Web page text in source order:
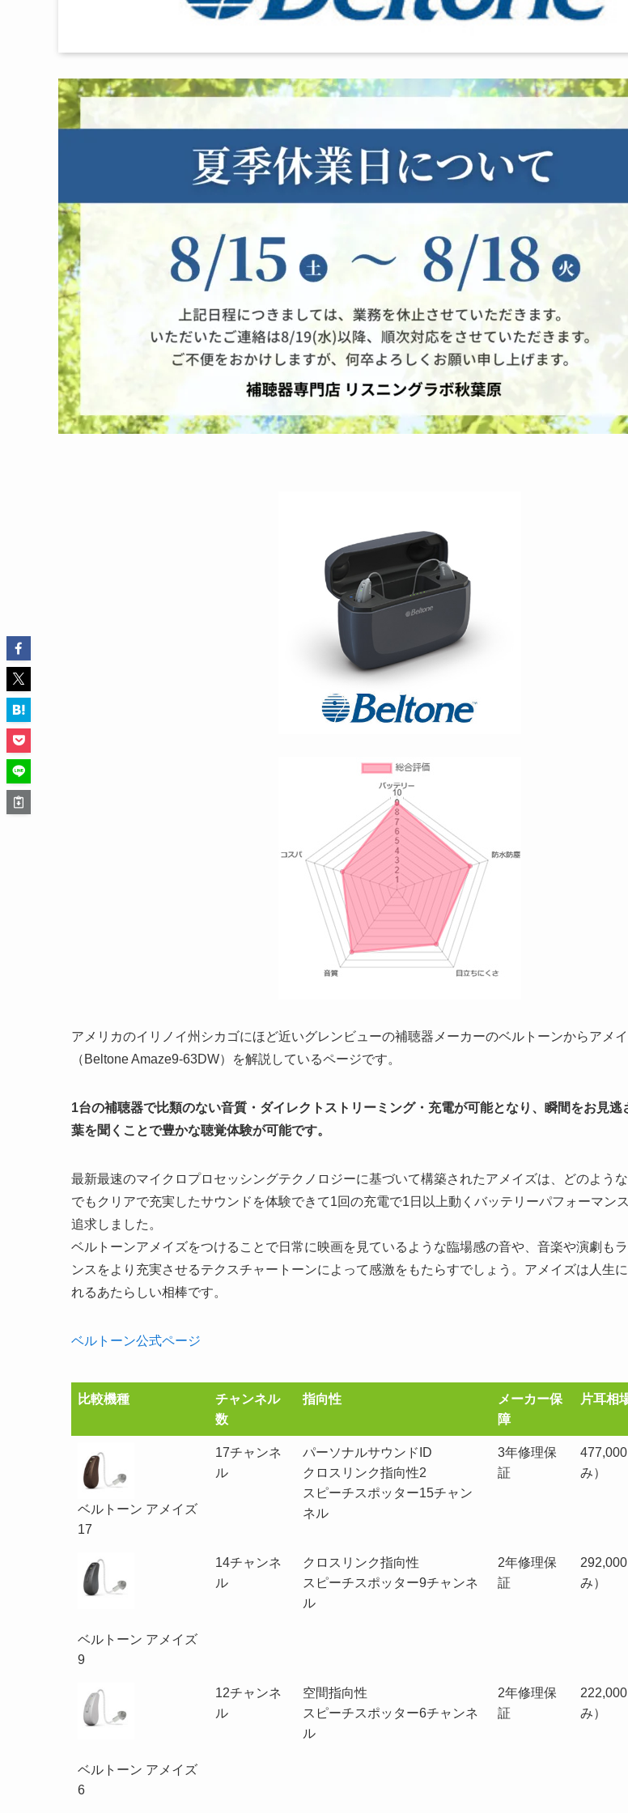
アメリカのイリノイ州シカゴにほど近いグレンビューの補聴器メーカーのベルトーンからアメ
（Beltone Amaze9-63DW）を解説しているページです。
1台の補聴器で比類のない音質・ダイレクトストリーミング・充電が可能となり、瞬間をお見逃
葉を聞くことで豊かな聴覚体験が可能です。
最新最速のマイクロプロセッシングテクノロジーに基づいて構築されたアメイズは、どのよう
でもクリアで充実したサウンドを体験できて1回の充電で1日以上動くバッテリーパフォーマン
追求しました。
ベルトーンアメイズをつけることで日常に映画を見ているような臨場感の音や、音楽や演劇も
ンスをより充実させるテクスチャートーンによって感激をもたらすでしょう。アメイズは人生
れるあたらしい相棒です。
ベルトーン公式ページ
比較機種
チャンネル
数
指向性
メーカー保
障
片耳相
チャンネル
数
指向性
メーカー保
障
片耳相
ベルトーン アメイズ
17
17チャンネ
ル
パーソナルサウンドID
クロスリンク指向性2
スピーチスポッター15チャン
ネル
3年修理保
証
み）
ベルトーン アメイズ
9
14チャンネ
ル
クロスリンク指向性
スピーチスポッター9チャンネ
ル
2年修理保
証
み）
ベルトーン アメイズ
6
12チャンネ
ル
空間指向性
スピーチスポッター6チャンネ
ル
2年修理保
証
み）